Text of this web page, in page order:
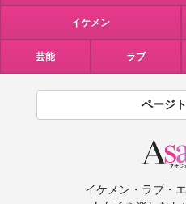
イケメン
芸能 ラブ
ページ
イケメン・ラブ・